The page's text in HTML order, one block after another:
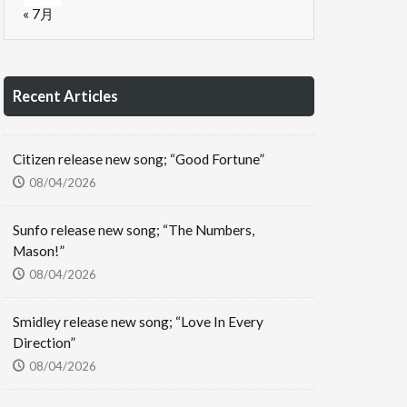
« 7月
Recent Articles
Citizen release new song; “Good Fortune”
08/04/2026
Sunfo release new song; “The Numbers,
Mason!”
08/04/2026
Smidley release new song; “Love In Every
Direction”
08/04/2026